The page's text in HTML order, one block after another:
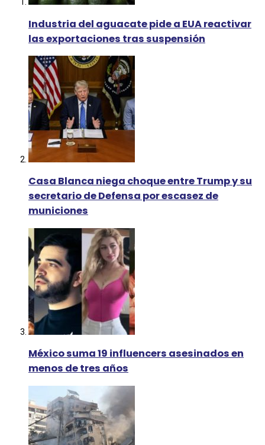
Industria del aguacate pide a EUA reactivar
las exportaciones tras suspensión
Casa Blanca niega choque entre Trump y su
secretario de Defensa por escasez de
municiones
México suma 19 influencers asesinados en
menos de tres años